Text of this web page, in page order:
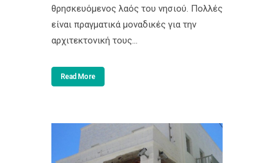
θρησκευόμενος λαός του νησιού. Πολλές
είναι πραγματικά μοναδικές για την
αρχιτεκτονική τους...
Read More